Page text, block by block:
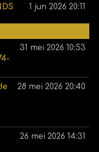
1 jun 2026 20:11
31 mei 2026 10:53
28 mei 2026 20:40
26 mei 2026 14:31